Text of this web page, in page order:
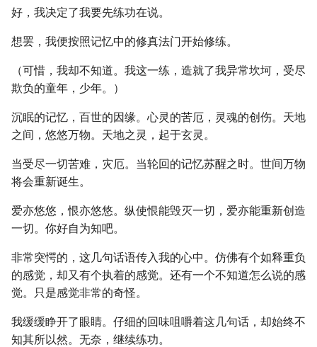
好，我决定了我要先练功在说。
想罢，我便按照记忆中的修真法门开始修练。
（可惜，我却不知道。我这一练，造就了我异常坎坷，受尽
欺负的童年，少年。）
沉眠的记忆，百世的因缘。心灵的苦厄，灵魂的创伤。天地
之间，悠悠万物。天地之灵，起于玄灵。
当受尽一切苦难，灾厄。当轮回的记忆苏醒之时。世间万物
将会重新诞生。
爱亦悠悠，恨亦悠悠。纵使恨能毁灭一切，爱亦能重新创造
一切。你好自为知吧。
非常突愕的，这几句话语传入我的心中。仿佛有个如释重负
的感觉，却又有个执着的感觉。还有一个不知道怎么说的感
觉。只是感觉非常的奇怪。
我缓缓睁开了眼睛。仔细的回味咀嚼着这几句话，却始终不
知其所以然。无奈，继续练功。